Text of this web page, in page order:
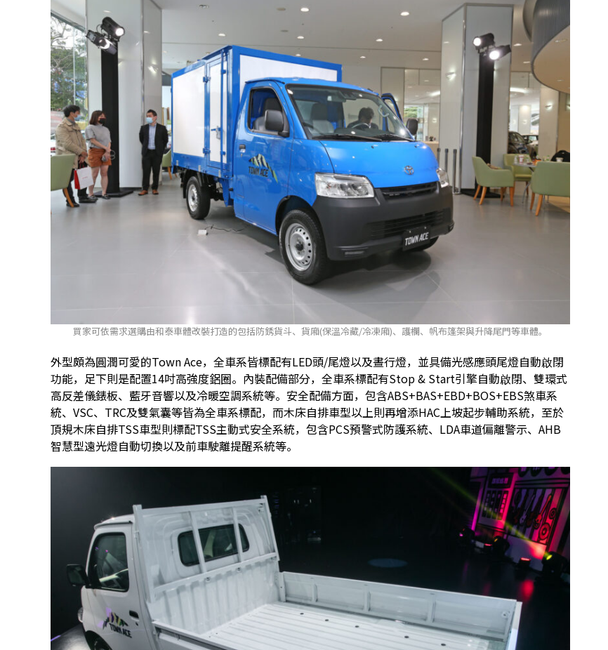
買家可依需求選購由和泰車體改裝打造的包括防銹貨斗、貨廂(保溫冷藏/冷凍廂)、護欄、帆布篷架與升降尾門等車體。
外型頗為圓潤可愛的Town Ace，全車系皆標配有LED頭/尾燈以及晝行燈，並具備光感應頭尾燈自動啟閉
功能，足下則是配置14吋高強度鋁圈。內裝配備部分，全車系標配有Stop & Start引擎自動啟閉、雙環式
高反差儀錶板、藍牙音響以及冷暖空調系統等。安全配備方面，包含ABS+BAS+EBD+BOS+EBS煞車系
統、VSC、TRC及雙氣囊等皆為全車系標配，而木床自排車型以上則再增添HAC上坡起步輔助系統，至於
頂規木床自排TSS車型則標配TSS主動式安全系統，包含PCS預警式防護系統、LDA車道偏離警示、AHB
智慧型遠光燈自動切換以及前車駛離提醒系統等。